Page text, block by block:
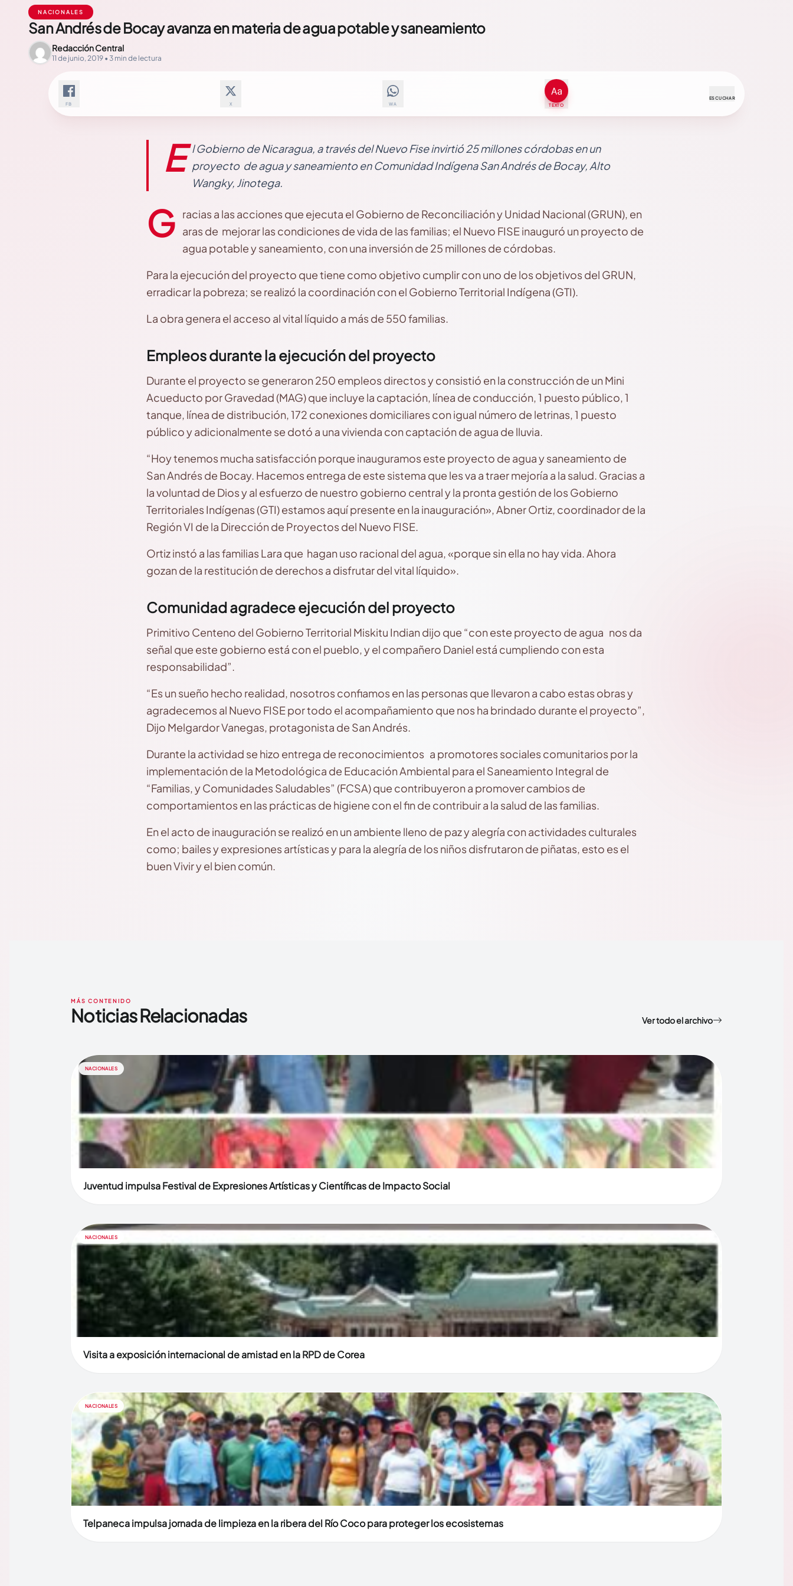
NACIONALES
San Andrés de Bocay avanza en materia de agua potable y saneamiento
Redacción Central
11 de junio, 2019 • 3 min de lectura
FB X WA TEXTO
ESCUCHAR
E l Gobierno de Nicaragua, a través del Nuevo Fise invirtió 25 millones córdobas en un
proyecto de agua y saneamiento en Comunidad Indígena San Andrés de Bocay, Alto
Wangky, Jinotega.
G racias a las acciones que ejecuta el Gobierno de Reconciliación y Unidad Nacional (GRUN), en
aras de mejorar las condiciones de vida de las familias; el Nuevo FISE inauguró un proyecto de
agua potable y saneamiento, con una inversión de 25 millones de córdobas.
Para la ejecución del proyecto que tiene como objetivo cumplir con uno de los objetivos del GRUN,
erradicar la pobreza; se realizó la coordinación con el Gobierno Territorial Indígena (GTI).
La obra genera el acceso al vital líquido a más de 550 familias.
Empleos durante la ejecución del proyecto
Durante el proyecto se generaron 250 empleos directos y consistió en la construcción de un Mini
Acueducto por Gravedad (MAG) que incluye la captación, línea de conducción, 1 puesto público, 1
tanque, línea de distribución, 172 conexiones domiciliares con igual número de letrinas, 1 puesto
público y adicionalmente se dotó a una vivienda con captación de agua de lluvia.
“Hoy tenemos mucha satisfacción porque inauguramos este proyecto de agua y saneamiento de
San Andrés de Bocay. Hacemos entrega de este sistema que les va a traer mejoría a la salud. Gracias a
la voluntad de Dios y al esfuerzo de nuestro gobierno central y la pronta gestión de los Gobierno
Territoriales Indígenas (GTI) estamos aquí presente en la inauguración», Abner Ortiz, coordinador de la
Región VI de la Dirección de Proyectos del Nuevo FISE.
Ortiz instó a las familias Lara que hagan uso racional del agua, «porque sin ella no hay vida. Ahora
gozan de la restitución de derechos a disfrutar del vital líquido».
Comunidad agradece ejecución del proyecto
Primitivo Centeno del Gobierno Territorial Miskitu Indian dijo que “con este proyecto de agua nos da
señal que este gobierno está con el pueblo, y el compañero Daniel está cumpliendo con esta
responsabilidad”.
“Es un sueño hecho realidad, nosotros confiamos en las personas que llevaron a cabo estas obras y
agradecemos al Nuevo FISE por todo el acompañamiento que nos ha brindado durante el proyecto”,
Dijo Melgardor Vanegas, protagonista de San Andrés.
Durante la actividad se hizo entrega de reconocimientos a promotores sociales comunitarios por la
implementación de la Metodológica de Educación Ambiental para el Saneamiento Integral de
“Familias, y Comunidades Saludables” (FCSA) que contribuyeron a promover cambios de
comportamientos en las prácticas de higiene con el fin de contribuir a la salud de las familias.
En el acto de inauguración se realizó en un ambiente lleno de paz y alegría con actividades culturales
como; bailes y expresiones artísticas y para la alegría de los niños disfrutaron de piñatas, esto es el
buen Vivir y el bien común.
MÁS CONTENIDO
Noticias Relacionadas Ver todo el archivo
NACIONALES
Juventud impulsa Festival de Expresiones Artísticas y Científicas de Impacto Social
NACIONALES
Visita a exposición internacional de amistad en la RPD de Corea
NACIONALES
Telpaneca impulsa jornada de limpieza en la ribera del Río Coco para proteger los ecosistemas